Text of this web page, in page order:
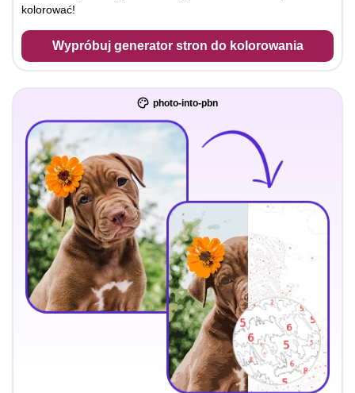
kolorować!
Wypróbuj generator stron do kolorowania
photo-into-pbn